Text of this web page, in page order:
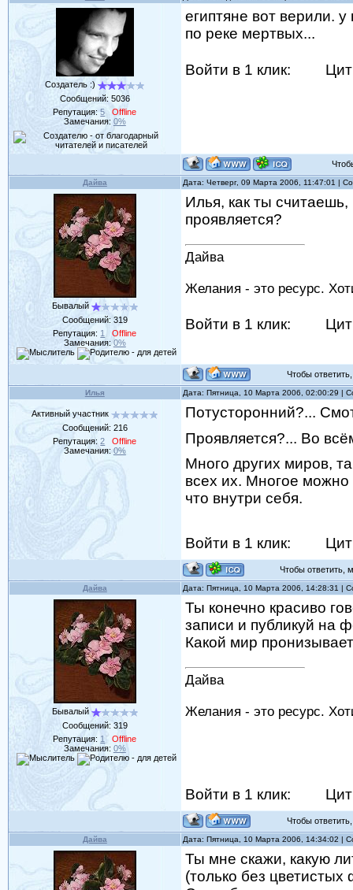
Создатель :)
Сообщений: 5036
Репутация:5
Offline
Замечания: 0%
египтяне вот верили.
по реке мертвых...
Войти в 1 клик:
Дайва Дата: Четверг, 09 Марта 2006, 11:47:01 |
Бывалый
Сообщений: 319
Репутация: 1
Offline
Замечания: 0%
Илья, как ты
проявляется?
Дайва
Желания - это ресурс.
Войти в 1 клик:
Чтобы
Илья Дата: Пятница, 10 Марта 2006, 02:00:29 |
Активный участник
Сообщений: 216
Репутация:2
Offline
Замечания: 0%
Потусторонний?...
Проявляется?... Во
Много других миров,
всех их. Многое можно
что внутри себя.
Войти в 1 клик:
Чтобы ответить,
Дайва Дата: Пятница, 10 Марта 2006, 14:28:31 |
Бывалый
Сообщений: 319
Репутация: 1
Offline
Замечания: 0%
Ты конечно красиво
записи и публикуй на
Какой мир
Дайва
Желания - это ресурс.
Войти в 1 клик:
Чтобы
Дайва Дата: Пятница, 10 Марта 2006, 14:34:02 |
Ты мне скажи, какую
(только без цветистых